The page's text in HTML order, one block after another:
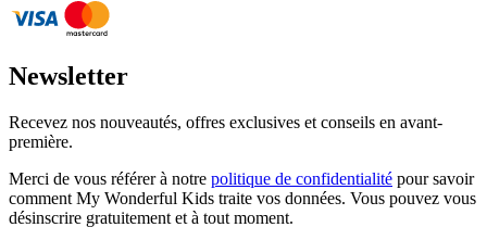
Newsletter
Recevez nos nouveautés, offres exclusives et conseils en avant-
première.
Merci de vous référer à notre politique de confidentialité pour savoir
comment My Wonderful Kids traite vos données. Vous pouvez vous
désinscrire gratuitement et à tout moment.